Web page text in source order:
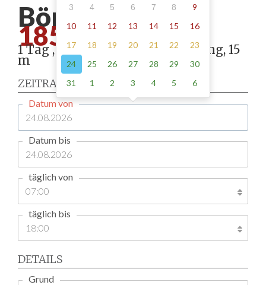
Bönnigheim -
185.00
1 Tag , Stellung gemäß Anordnung, 15
m
ZEITRAUM
Datum von
Datum bis
täglich von
täglich bis
DETAILS
Grund
3
4 5 6 7 8
9
10
11 12 13 14 15
16
17
18 19 20 21 22
23
24
25 26 27 28 29
30
31
1 2 3 4 5 6